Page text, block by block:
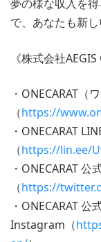
夢の様な収入を
で、あなたも新
《株式会社
・ONECARAT（
（https://
・ONECARAT
（https://lin.ee/
・ONECARAT 公
（https://
・ONECARAT 公
Instagram（